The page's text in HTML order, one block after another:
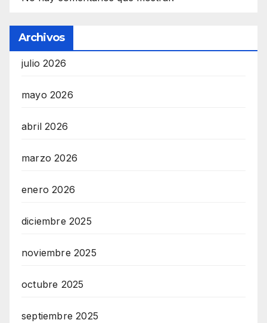
Archivos
julio 2026
mayo 2026
abril 2026
marzo 2026
enero 2026
diciembre 2025
noviembre 2025
octubre 2025
septiembre 2025